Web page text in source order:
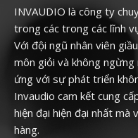
INVAUDIO là công ty
trong các trong các lĩnh
Với đội ngũ nhân viên
môn giỏi và không
ứng với sự phát triển
Invaudio cam kết cung
hiện đại hiện đại nhất mà
hàng.